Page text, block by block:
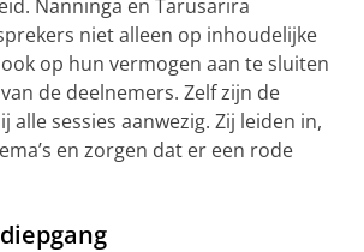
Nanninga en Tarusarira
niet alleen op inhoudelijke
op hun vermogen aan te sluiten
de deelnemers. Zelf zijn de
alle sessies aanwezig. Zij leiden in,
en zorgen dat er een rode